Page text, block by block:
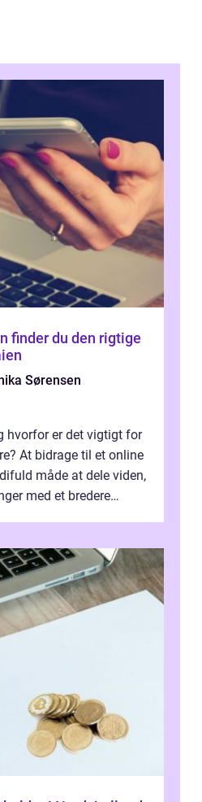
Sørensen
hvorfor er det vigtigt for
At bidrage til et online
måde at dele viden,
med et bredere